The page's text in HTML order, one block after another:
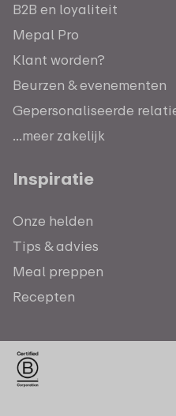
B2B en loyaliteit
Mepal Pro
Klant worden?
Beurzen & evenementen
Gepersonaliseerde
...meer zakelijk
Inspiratie
Onze helden
Tips & advies
Meal preppen
Recepten